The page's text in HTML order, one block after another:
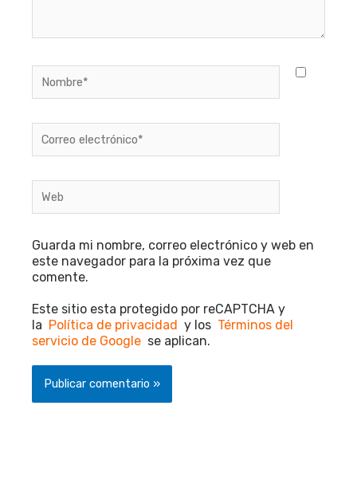
electrónico*
Guarda mi nombre, correo electrónico y web en
este navegador para la próxima vez que
comente.
Este sitio esta protegido por reCAPTCHA y
la Política de privacidad y los Términos del
servicio de Google se aplican.